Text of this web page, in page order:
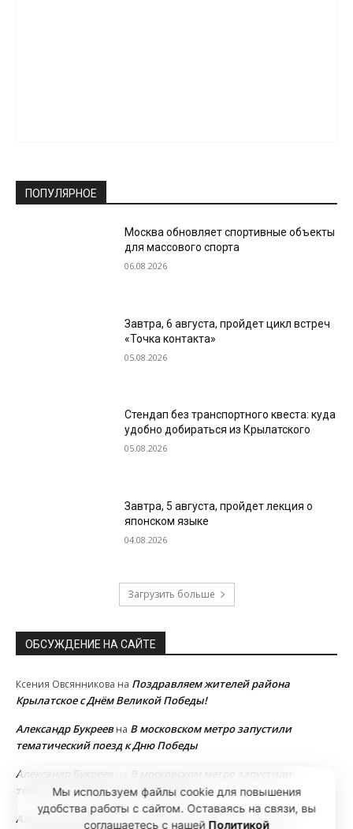
ПОПУЛЯРНОЕ
Москва обновляет спортивные объекты
для массового спорта
06.08.2026
Завтра, 6 августа, пройдет цикл встреч
«Точка контакта»
05.08.2026
Стендап без транспортного квеста: куда
удобно добираться из Крылатского
05.08.2026
Завтра, 5 августа, пройдет лекция о
японском языке
04.08.2026
Загрузить больше
ОБСУЖДЕНИЕ НА САЙТЕ
Ксения Овсянникова на Поздравляем жителей района
Крылатское с Днём Великой Победы!
Александр Букреевна В московском метро запустили
тематический поезд к Дню Победы
Александр Букреев
В московском метро запустили
тематический поезд к Дню Победы
Александр Букреев
В московском метро запустили
Мы используем файлы cookie для повышения
удобства работы с сайтом. Оставаясь на связи, вы
соглашаетесь с нашей Политикой